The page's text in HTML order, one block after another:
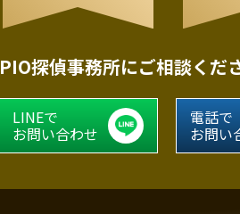
PIO探偵事務所にご相談くだ
LINEで
お問い合わせ
電話で
お問い